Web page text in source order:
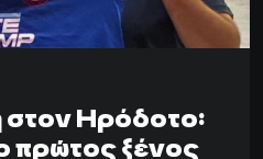
στον Ηρόδοτο:
πρώτος ξένος